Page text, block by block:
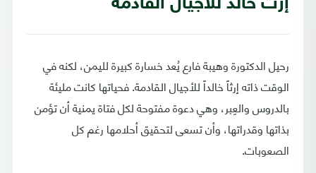
إرث خالد للأجيال القادمة
رحيل الدكتورة وهيبة فارع يُعد خسارة كبيرة لليمن، لكنه في
الوقت ذاته إرثاً خالداً للأجيال القادمة. فحياتها كانت مليئة
بالدروس والعِبر، وهي دعوة مفتوحة لكل فتاة يمنية أن تؤمن
بذاتها وقدراتها، وأن تسعى لتحقيق أحلامها رغم كل
الصعوبات.